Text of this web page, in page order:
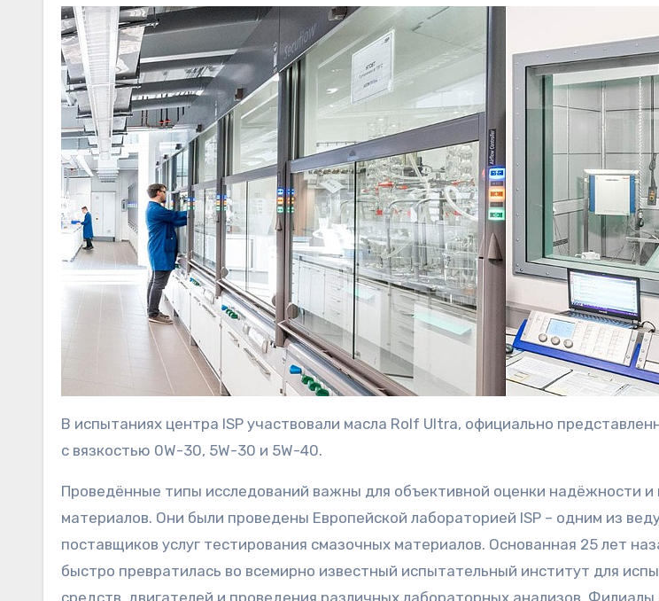
В испытаниях центра ISP участвовали масла Rolf Ultra, официально
с вязкостью 0W-30, 5W-30 и 5W-40.
Проведённые типы исследований важны для объективной оценки надёжности и
материалов. Они были проведены Европейской лабораторией ISP – одним из
поставщиков услуг тестирования смазочных материалов. Основанная 25 лет
быстро превратилась во всемирно известный испытательный институт для